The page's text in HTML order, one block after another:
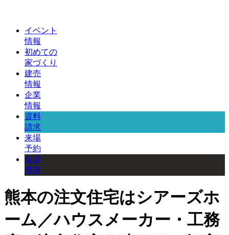
イベント
情報
初めての
家づくり
建売
情報
企業
情報
資料
請求
来場
予約
会員
専用
熊本の注文住宅はシアーズホ
ーム／ハウスメーカー・工務